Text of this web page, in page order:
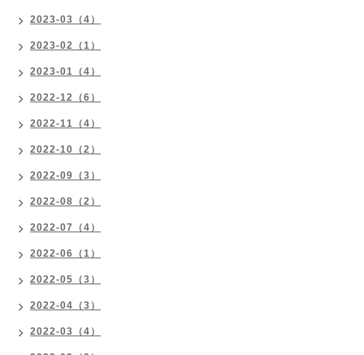
2023-03（4）
2023-02（1）
2023-01（4）
2022-12（6）
2022-11（4）
2022-10（2）
2022-09（3）
2022-08（2）
2022-07（4）
2022-06（1）
2022-05（3）
2022-04（3）
2022-03（4）